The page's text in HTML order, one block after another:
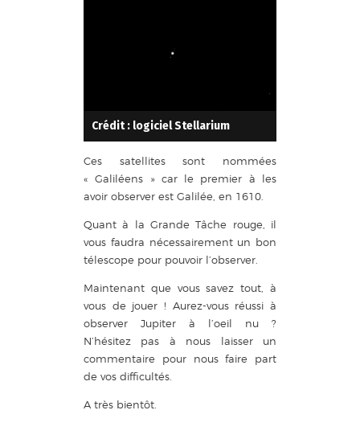
Crédit : logiciel Stellarium
Ces satellites sont nommées
« Galiléens » car le premier à les
avoir observer est Galilée, en 1610.
Quant à la Grande Tâche rouge, il
vous faudra nécessairement un bon
télescope pour pouvoir l’observer.
Maintenant que vous savez tout, à
vous de jouer ! Aurez-vous réussi à
observer Jupiter à l’oeil nu ?
N’hésitez pas à nous laisser un
commentaire pour nous faire part
de vos difficultés.
A très bientôt.